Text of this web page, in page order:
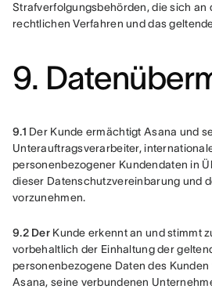
Strafverfolgungsbehörden, die sich an
rechtlichen Verfahren und das
9.
9.1 Der Kunde ermächtigt Asana und
Unterauftragsverarbeiter,
personenbezogener Kundendaten in
dieser Datenschutzvereinbarung und
vorzunehmen.
9.2 Der Kunde erkennt an und stimmt
vorbehaltlich der Einhaltung der
personenbezogene Daten des
Asana, seine verbundenen